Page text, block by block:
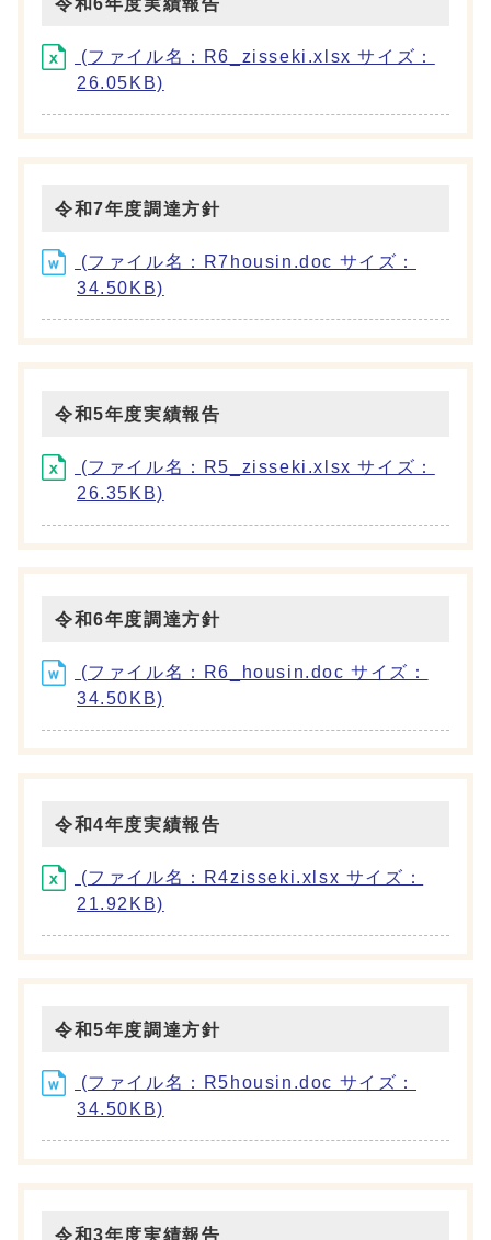
(ファイル名：R6_zisseki.xlsx サイズ：
26.05KB)
令和7年度調達方針
(ファイル名：R7housin.doc サイズ：
34.50KB)
令和5年度実績報告
(ファイル名：R5_zisseki.xlsx サイズ：
26.35KB)
令和6年度調達方針
(ファイル名：R6_housin.doc サイズ：
34.50KB)
令和4年度実績報告
(ファイル名：R4zisseki.xlsx サイズ：
21.92KB)
令和5年度調達方針
(ファイル名：R5housin.doc サイズ：
34.50KB)
令和3年度実績報告